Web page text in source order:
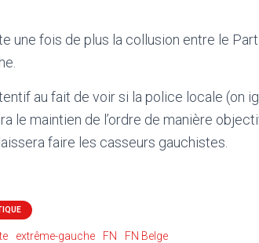
une fois de plus la collusion entre le
au fait de voir si la police locale (on
le maintien de l’ordre de manière
faire les casseurs gauchistes.
extrême-gauche FN
FN Belge